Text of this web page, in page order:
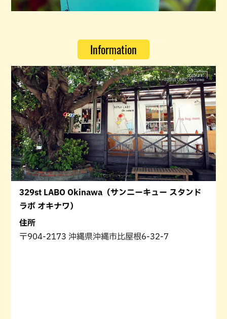
Information
329st LABO Okinawa（サンニーキュー スタンド
ラボ オキナワ）
住所
〒904-2173 沖縄県沖縄市比屋根6-32-7